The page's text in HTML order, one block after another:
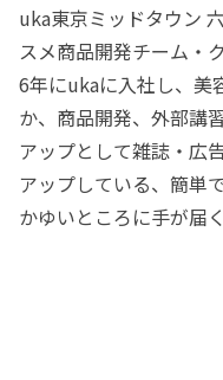
uka東京ミッドタウン
スメ商品開発チーム・
6年にukaに入社し、美
か、商品開発、外部講
アップとして雑誌・広
アップしている、簡単
かゆいところに手が届